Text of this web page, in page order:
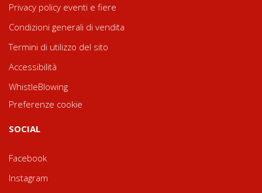
Privacy policy eventi e fiere
Condizioni generali di vendita
Termini di utilizzo del sito
Accessibilità
WhistleBlowing
Preferenze cookie
SOCIAL
Facebook
Instagram